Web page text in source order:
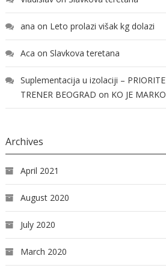
ana on Leto prolazi višak kg dolazi
Aca on Slavkova teretana
Suplementacija u izolaciji –
TRENER BEOGRAD on KO JE
Archives
April 2021
August 2020
July 2020
March 2020